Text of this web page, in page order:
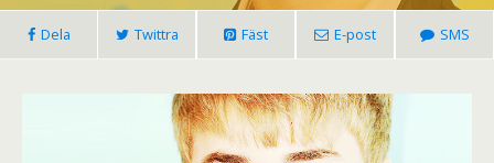
Dela Twittra Fäst E-post SMS